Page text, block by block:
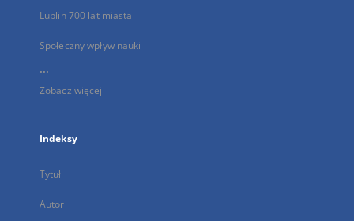
Lublin 700 lat miasta
Społeczny wpływ nauki
...
Zobacz więcej
Indeksy
Tytuł
Autor